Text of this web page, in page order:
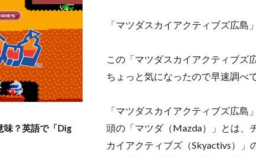
「マツダスカイアクティブズ広島」
この「マツダスカイアクティブズ
ちょっと気になったので早速調べ
「マツダスカイアクティブズ広
頭の「マツダ（Mazda）」とは、
カイアクティブズ（Skyactivs）
味？英語で「Dig